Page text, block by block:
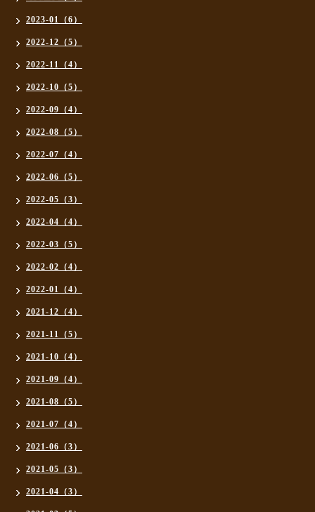
2023-01（6）
2022-12（5）
2022-11（4）
2022-10（5）
2022-09（4）
2022-08（5）
2022-07（4）
2022-06（5）
2022-05（3）
2022-04（4）
2022-03（5）
2022-02（4）
2022-01（4）
2021-12（4）
2021-11（5）
2021-10（4）
2021-09（4）
2021-08（5）
2021-07（4）
2021-06（3）
2021-05（3）
2021-04（3）